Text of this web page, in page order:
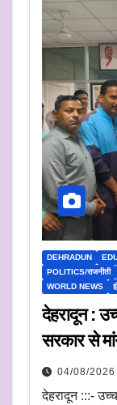
DEHRADUN
POLITICS/राजनीती
WORLD NEWS
देहरादून :
सरकार से
04/08/2026
देहरादून :::- उच्च